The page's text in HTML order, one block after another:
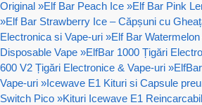
Original »Elf Bar Peach Ice »Elf Bar Pink
»Elf Bar Strawberry Ice – Căpșuni cu
Electronica si Vape-uri »Elf Bar
Disposable Vape »ElfBar 1000 Țigări
600 V2 Țigări Electronice & Vape-uri »
Vape-uri »Icewave E1 Kituri si Capsule
Switch Pico »Kituri Icewave E1